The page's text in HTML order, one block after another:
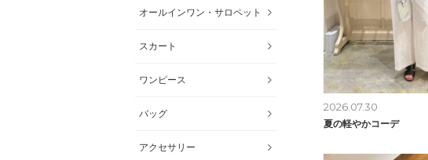
2026.07.30
夏の軽やかコーデ
オールインワン・サロペット
スカート
ワンピース
バッグ
アクセサリー